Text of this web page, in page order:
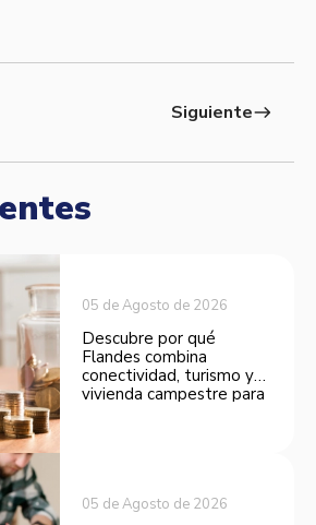
Siguienteeast
05 de Agosto de 2026
Descubre por qué
Flandes combina
conectividad, turismo y
vivienda campestre para
05 de Agosto de 2026